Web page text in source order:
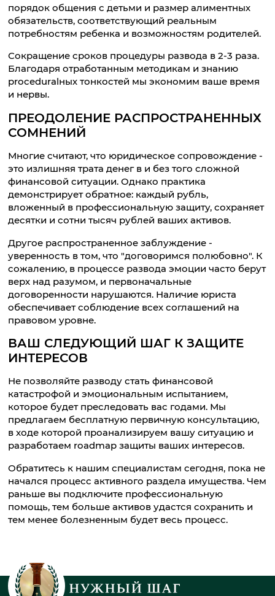
порядок общения с детьми и размер алиментных
обязательств, соответствующий реальным
потребностям ребенка и возможностям родителей.
Сокращение сроков процедуры развода в 2-3 раза.
Благодаря отработанным методикам и знанию
proceduralных тонкостей мы экономим ваше время
и нервы.
ПРЕОДОЛЕНИЕ РАСПРОСТРАНЕННЫХ
СОМНЕНИЙ
Многие считают, что юридическое сопровождение -
это излишняя трата денег в и без того сложной
финансовой ситуации. Однако практика
демонстрирует обратное: каждый рубль,
вложенный в профессиональную защиту, сохраняет
десятки и сотни тысяч рублей ваших активов.
Другое распространенное заблуждение -
уверенность в том, что "договоримся полюбовно". К
сожалению, в процессе развода эмоции часто берут
верх над разумом, и первоначальные
договоренности нарушаются. Наличие юриста
обеспечивает соблюдение всех соглашений на
правовом уровне.
ВАШ СЛЕДУЮЩИЙ ШАГ К ЗАЩИТЕ
ИНТЕРЕСОВ
Не позволяйте разводу стать финансовой
катастрофой и эмоциональным испытанием,
которое будет преследовать вас годами. Мы
предлагаем бесплатную первичную консультацию,
в ходе которой проанализируем вашу ситуацию и
разработаем roadmap защиты ваших интересов.
Обратитесь к нашим специалистам сегодня, пока не
начался процесс активного раздела имущества. Чем
раньше вы подключите профессиональную
помощь, тем больше активов удастся сохранить и
тем менее болезненным будет весь процесс.